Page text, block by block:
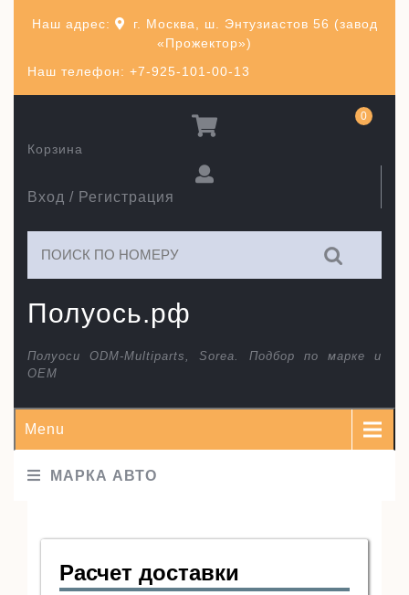
Наш телефон: +7-925-101-00-13
Наш адрес:
г. Москва, ш. Энтузиастов 56 (завод
«Прожектор»)
Полуось.рф
Полуоси ODM-Multiparts, Sorea. Подбор по марке и
ОЕМ
Вход / Регистрация
Корзина
0
Menu
МАРКА АВТО
Расчет доставки